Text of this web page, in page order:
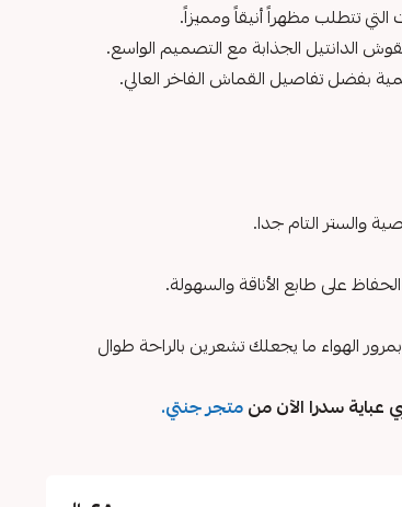
التي تتطلب مظهراً أنيقاً ومميزاً.
الدانتيل الجذابة مع التصميم الواسع.
بفضل تفاصيل القماش الفاخر العالي.
والستر التام جدا.
على طابع الأناقة والسهولة.
الهواء ما يجعلك تشعرين بالراحة طوال
عباية سدرا الآن منمتجر جنتي.